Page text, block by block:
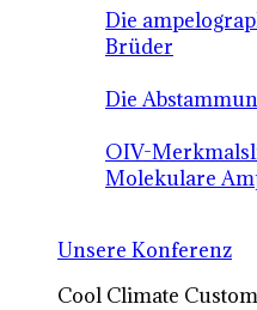
Die
Brüder
Die
OIV-
Molekulare
Unsere Konferenz
Cool Climate